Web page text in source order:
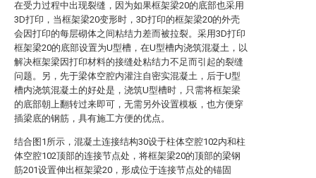
在受力过程中出现裂缝，因为如果框架梁20的底部也采用
3D打印，当框架梁20变形时，3D打印的框架梁20的外壳
会因打印的每层砌体之间粘结力差而被拉裂。采用3D打印
框架梁20的底部设置为U型槽，在U型槽内浇筑混凝土，以
解决框架梁因打印材料的接缝处粘结力不足而引起的裂缝
问题。另，先于梁体空腔内灌注自密实混凝土，后于U型
槽内浇筑混凝土的好处是，浇筑U型槽时，只需将框架梁
的底部朝上翻转过来即可，无需另外设置模板，也方便穿
插梁底的钢筋，具有施工方便的优点。
结合图1所示，混凝土连接结构30设于柱体空腔102内和柱
体空腔102顶部的连接节点处，将框架梁20的顶部的梁钢
筋201设置伸出框架梁20，形成位于连接节点处的锚固